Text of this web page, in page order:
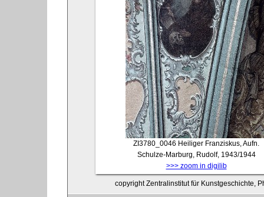
ZI3780_0046 Heiliger Franziskus, Aufn.
Schulze-Marburg, Rudolf, 1943/1944
>>> zoom in digilib
copyright Zentralinstitut für Kunstgeschichte,